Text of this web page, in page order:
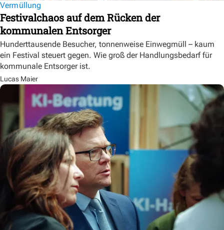
Vermüllung
Festivalchaos auf dem Rücken der
kommunalen Entsorger
Hunderttausende Besucher, tonnenweise Einwegmüll – kaum
ein Festival steuert gegen. Wie groß der Handlungsbedarf für
kommunale Entsorger ist.
Lucas Maier